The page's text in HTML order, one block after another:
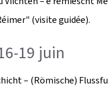
" (visite guidée).
19 juin
– (Römische)